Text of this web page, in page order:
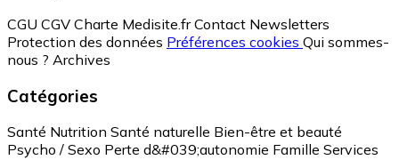
CGU CGV Charte Medisite.fr Contact Newsletters
Protection des données Préférences cookies Qui sommes-
nous ? Archives
Catégories
Santé Nutrition Santé naturelle Bien-être et beauté
Psycho / Sexo Perte d&#039;autonomie Famille Services